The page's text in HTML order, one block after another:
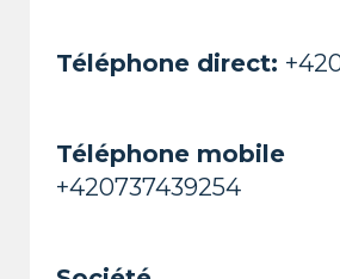
Téléphone direct:
Téléphone mobile
+420737439254